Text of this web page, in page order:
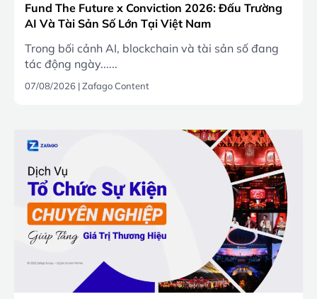
Fund The Future x Conviction 2026: Đấu Trường
AI Và Tài Sản Số Lớn Tại Việt Nam
Trong bối cảnh AI, blockchain và tài sản số đang
tác động ngày......
07/08/2026 |Zafago Content